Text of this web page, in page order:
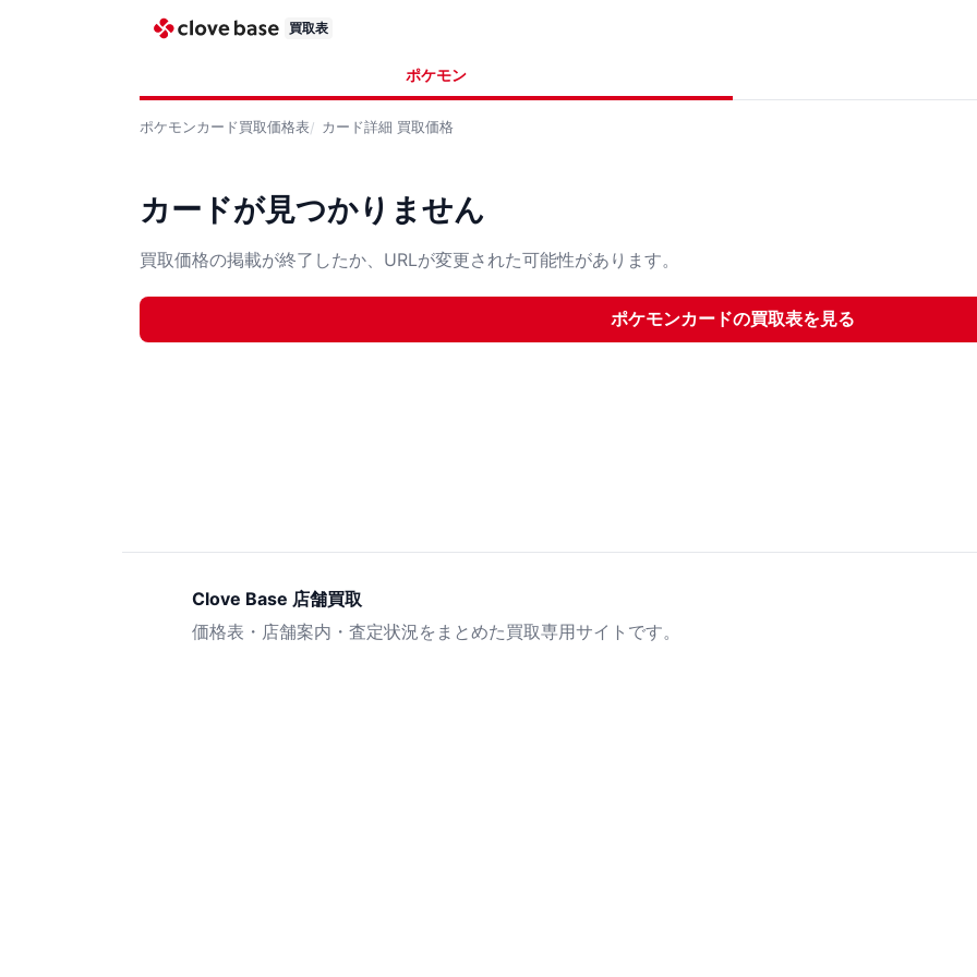
買取表
ポケモン
ポケモンカード買取価格表 カード詳細 買取価格
カードが見つかりません
買取価格の掲載が終了したか、URLが変更された可能性があります。
ポケモンカードの買取表を見る
Clove Base 店舗買取
価格表・店舗案内・査定状況をまとめた買取専用サイトです。